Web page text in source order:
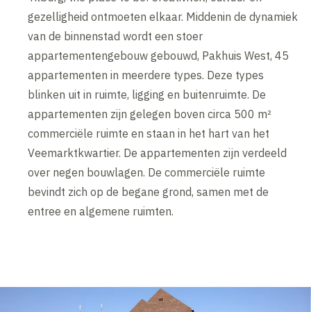
gezelligheid ontmoeten elkaar. Middenin de dynamiek
van de binnenstad wordt een stoer
appartementengebouw gebouwd, Pakhuis West, 45
appartementen in meerdere types. Deze types
blinken uit in ruimte, ligging en buitenruimte. De
appartementen zijn gelegen boven circa 500 m²
commerciële ruimte en staan in het hart van het
Veemarktkwartier. De appartementen zijn verdeeld
over negen bouwlagen. De commerciële ruimte
bevindt zich op de begane grond, samen met de
entree en algemene ruimten.